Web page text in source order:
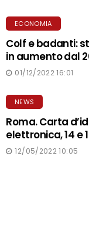
2022.
ECONOMIA
Colf e badanti:
in aumento dal
01/12/2022 16:01
NEWS
Roma. Carta
elettronica, 14 e
Maggio nuovo
12/05/2022 10:05